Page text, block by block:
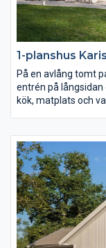
1-planshus
På en avlång tomt
entrén på
kök, matplats och
Karisma 11 ger er
mindre yta.